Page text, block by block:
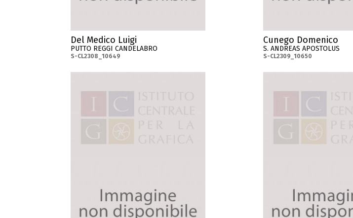
Del Medico Luigi
PUTTO REGGI CANDELABRO
S-CL2308_10649
Cunego Domenico
S. ANDREAS APOSTOLUS
S-CL2309_10650